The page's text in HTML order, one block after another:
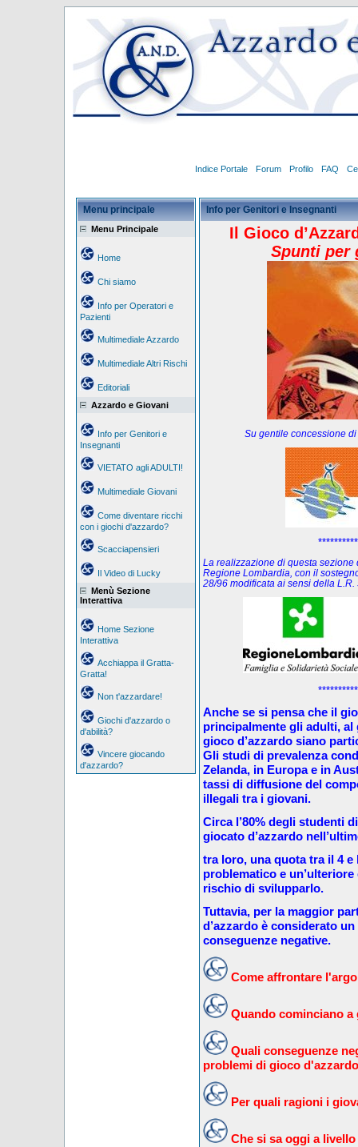
Indice Portale Forum Profilo FAQ
Menu principale
Menu Principale
Home
Chi siamo
Info per Operatori e
Pazienti
Multimediale Azzardo
Multimediale Altri Rischi
Editoriali
Azzardo e Giovani
Info per Genitori e
Insegnanti
VIETATO agli ADULTI!
Multimediale Giovani
Come diventare ricchi
con i giochi d'azzardo?
Scacciapensieri
Il Video di Lucky
Menù Sezione
Interattiva
Home Sezione
Interattiva
Acchiappa il Gratta-
Gratta!
Non t'azzardare!
Giochi d'azzardo o
d'abilità?
Vincere giocando
d'azzardo?
Info per Genitori e Insegnanti
Il Gioco
Spunti per
Su gentile concessione
La realizzazione di questa sezione
Regione Lombardia, con il
28/96 modificata ai sensi della
Anche se si pensa che il
principalmente gli adulti,
gioco d’azzardo siano
Gli studi di prevalenza
Zelanda, in Europa e in
tassi di diffusione del
illegali tra i giovani.
Circa l’80% degli studenti
giocato d’azzardo
tra loro, una quota tra il 4 e
problematico e
rischio di svilupparlo.
Tuttavia, per la maggior
d’azzardo è considerato
conseguenze negative.
Come affrontare
Quando cominciano a
Quali conseguenze
problemi di gioco
Per quali ragioni i
Che si sa oggi a